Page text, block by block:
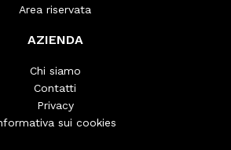
Area riservata
AZIENDA
Chi siamo
Contatti
Privacy
sui cookies